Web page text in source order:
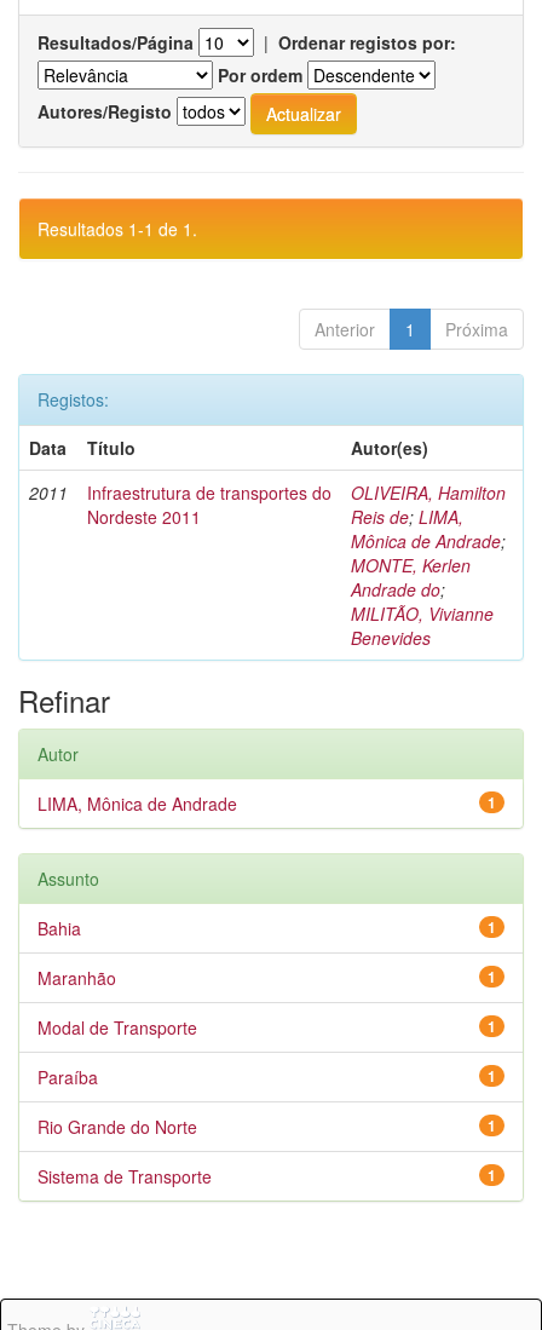
Resultados/Página | Ordenar registos por:
Por ordem
Autores/Registo
Resultados 1-1 de 1.
Anterior 1 Próxima
Registos:
Data
Título
Autor(es)
2011
Infraestrutura de transportes do
Nordeste 2011
OLIVEIRA, Hamilton
Reis de; LIMA,
Mônica de Andrade;
MONTE, Kerlen
Andrade do;
MILITÃO, Vivianne
Benevides
Refinar
Autor
1
LIMA, Mônica de Andrade
Assunto
1
Bahia
1
Maranhão
1
Modal de Transporte
1
Paraíba
1
Rio Grande do Norte
1
Sistema de Transporte